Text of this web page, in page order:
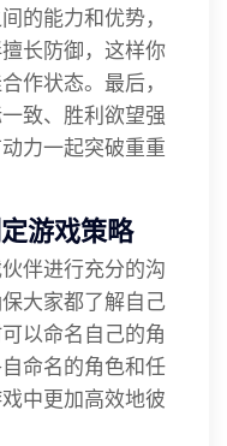
的能力和优势，
长防御，这样你
作状态。最后，
致、胜利欲望强
力一起突破重重
游戏策略
伴进行充分的沟
大家都了解自己
以命名自己的角
命名的角色和任
中更加高效地彼